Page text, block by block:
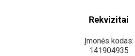
Rekvizitai
Įmonės kodas:
141904935